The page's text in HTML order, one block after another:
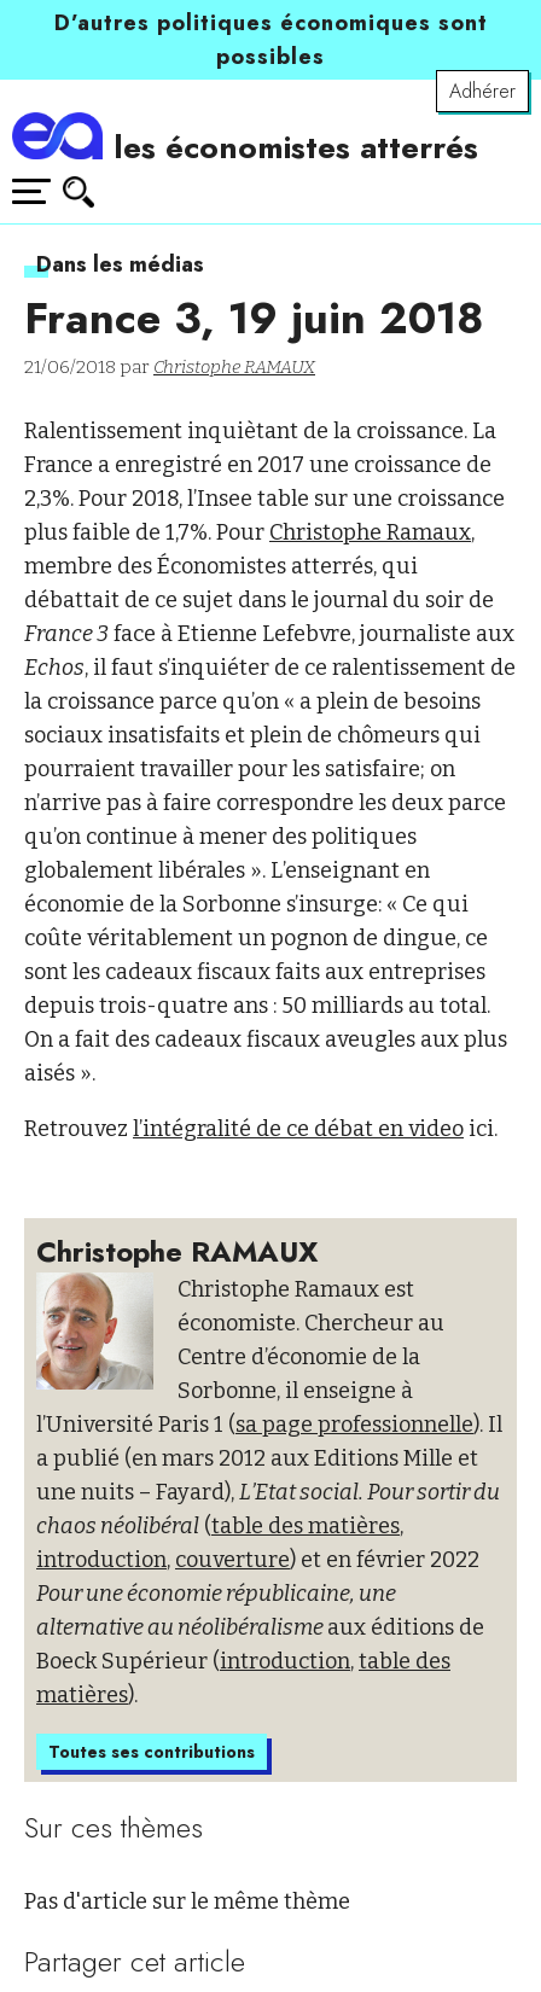
D’autres politiques économiques sont
possibles
Adhérer
les économistes atterrés
Dans les médias
France 3, 19 juin 2018
21/06/2018 par Christophe RAMAUX
Ralentissement inquiètant de la croissance. La
France a enregistré en 2017 une croissance de
2,3%. Pour 2018, l’Insee table sur une croissance
plus faible de 1,7%. Pour Christophe Ramaux,
membre des Économistes atterrés, qui
débattait de ce sujet dans le journal du soir de
France 3face à Etienne Lefebvre, journaliste aux
Echos, il faut s’inquiéter de ce ralentissement de
la croissance parce qu’on « a plein de besoins
sociaux insatisfaits et plein de chômeurs qui
pourraient travailler pour les satisfaire; on
n’arrive pas à faire correspondre les deux parce
qu’on continue à mener des politiques
globalement libérales ». L’enseignant en
économie de la Sorbonne s’insurge: « Ce qui
coûte véritablement un pognon de dingue, ce
sont les cadeaux fiscaux faits aux entreprises
depuis trois-quatre ans : 50 milliards au total.
On a fait des cadeaux fiscaux aveugles aux plus
aisés ».
Retrouvez l’intégralité de ce débat en video ici.
Christophe RAMAUX
Christophe Ramaux est
économiste. Chercheur au
Centre d’économie de la
Sorbonne, il enseigne à
l’Université Paris 1 (sa page professionnelle). Il
a publié (en mars 2012 aux Editions Mille et
une nuits – Fayard),L’Etat social. Pour sortir du
chaos néolibéral (table des matières,
introduction, couverture) et en février 2022
Pour une économie républicaine, une
alternative au néolibéralismeaux éditions de
Boeck Supérieur (introduction,table des
matières).
Toutes ses contributions
Sur ces thèmes
Pas d'article sur le même thème
Partager cet article